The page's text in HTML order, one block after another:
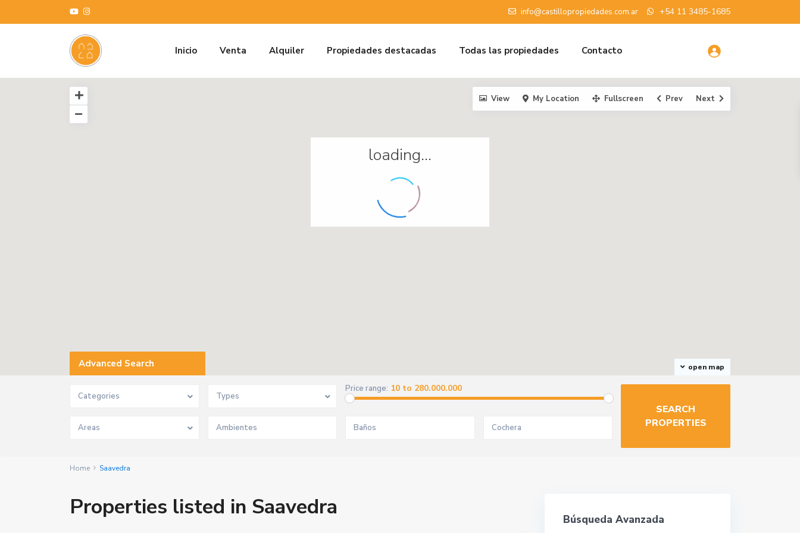
info@castillopropiedades.com.ar +54 11 3485-1685
Inicio Venta Alquiler Propiedades destacadas Todas las propiedades Contacto
loading...
open map
View My Location Fullscreen Prev Next
Advanced Search
Categories Types
Price range: 10 to 280.000.000
Areas
Home Saavedra
Properties listed in Saavedra Búsqueda Avanzada